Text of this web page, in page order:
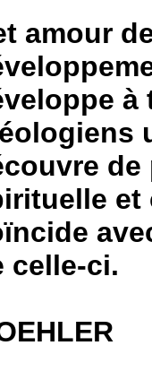
amour
à
et
celle-ci.